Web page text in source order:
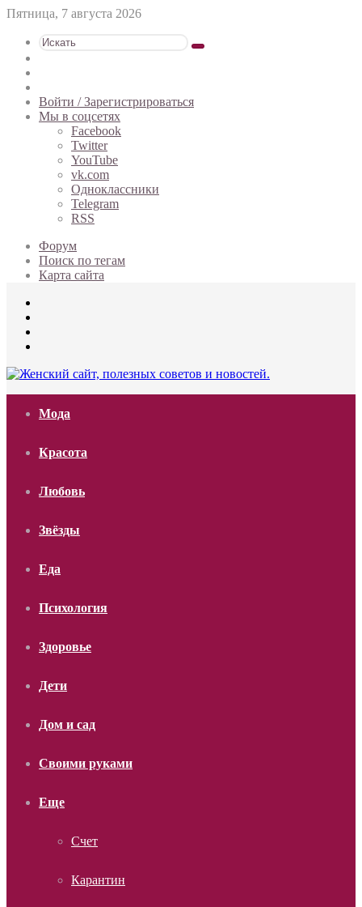
Пятница, 7 августа 2026
Искать
статья
Войти / Зарегистрироваться
Мы в соцсетях
Facebook
Twitter
YouTube
vk.com
Одноклассники
Telegram
RSS
Форум
Поиск по тегам
Карта сайта
Мода
Красота
Любовь
Звёзды
Еда
Психология
Здоровье
Дети
Дом и сад
Своими руками
Еще
Счет
Карантин